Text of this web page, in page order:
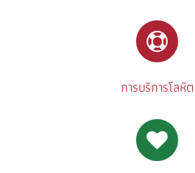
การบริการโลหิต